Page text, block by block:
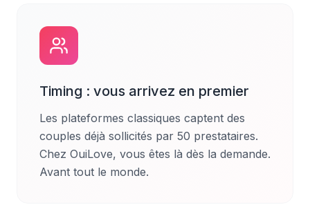
Timing : vous arrivez en premier
Les plateformes classiques captent des
couples déjà sollicités par 50 prestataires.
Chez OuiLove, vous êtes là dès la demande.
Avant tout le monde.